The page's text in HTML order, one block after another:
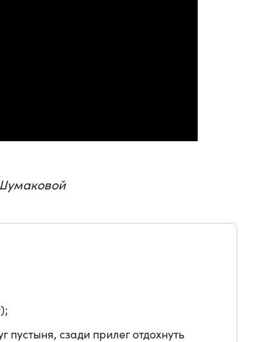
сзади прилег отдохнуть